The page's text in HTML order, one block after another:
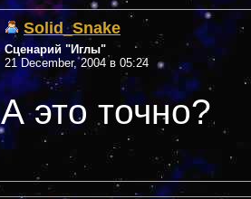
Solid_Snake
Сценарий "Иглы"
21 December, 2004 в 05:24
А это точно?